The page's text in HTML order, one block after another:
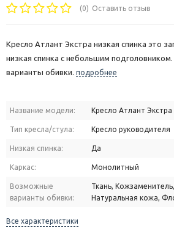
(0) Оставить отзыв
Кресло Атлант Экстра низкая спинка это
низкая спинка с небольшим
варианты обивки. подробнее
Название модели: Кресло Атлант Экстра
Тип кресла/стула: Кресло руководителя
Низкая спинка: Да
Каркас: Монолитный
Возможные
варианты обивки:
Ткань,
Натуральная кожа,
Все характеристики